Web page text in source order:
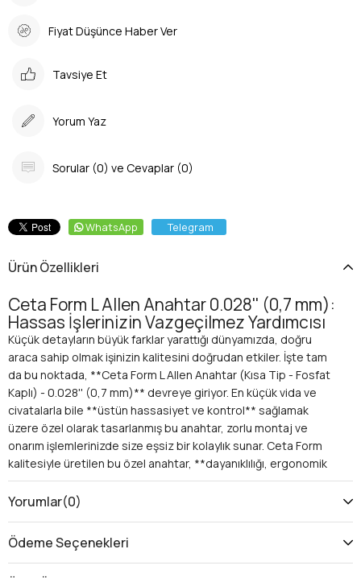
Fiyat Düşünce Haber Ver
Tavsiye Et
Yorum Yaz
Sorular (0) ve Cevaplar (0)
WhatsApp Telegram
Ürün Özellikleri
Ceta Form L Allen Anahtar 0.028'' (0,7 mm):
Hassas İşlerinizin Vazgeçilmez Yardımcısı
Küçük detayların büyük farklar yarattığı dünyamızda, doğru
araca sahip olmak işinizin kalitesini doğrudan etkiler. İşte tam
da bu noktada, **Ceta Form L Allen Anahtar (Kısa Tip - Fosfat
Kaplı) - 0.028'' (0,7 mm)** devreye giriyor. En küçük vida ve
civatalarla bile **üstün hassasiyet ve kontrol** sağlamak
üzere özel olarak tasarlanmış bu anahtar, zorlu montaj ve
onarım işlemlerinizde size eşsiz bir kolaylık sunar. Ceta Form
kalitesiyle üretilen bu özel anahtar, **dayanıklılığı, ergonomik
yapısı ve korozyona karşı direnciyle** profesyonellerin ve hobi
tutkunlarının yeni favorisi olmaya aday.
Neden Ceta Form L Allen Anahtar 0.028''
(0,7 mm) Tercih Etmelisiniz?
İşinizde veya hobilerinizde karşılaştığınız mikro boyutlu altıgen
Yorumlar(0)
Ödeme Seçenekleri